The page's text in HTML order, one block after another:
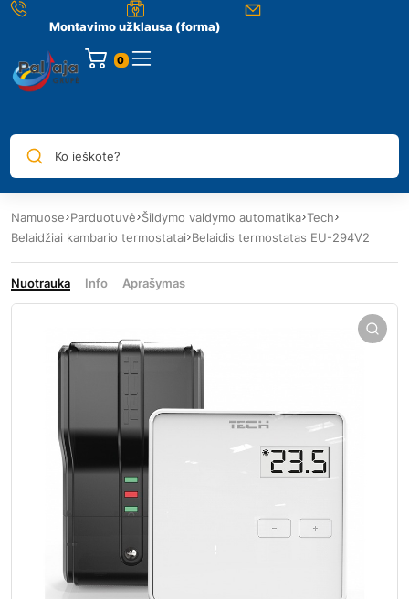
Montavimo užklausa (forma)
0
Ko ieškote?
Namuose Parduotuvė Šildymo valdymo automatika Tech
Belaidžiai kambario termostatai Belaidis termostatas EU-294V2
Nuotrauka Info Aprašymas